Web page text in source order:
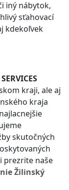
iný nábytok,
sťahovací
kdekoľvek
kraji, ale aj
kraja
skutočných
prezrite naše
Žilinský